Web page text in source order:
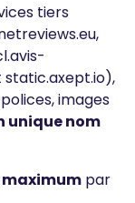
tiers
static.axept.io),
images
unique nom
maximum par